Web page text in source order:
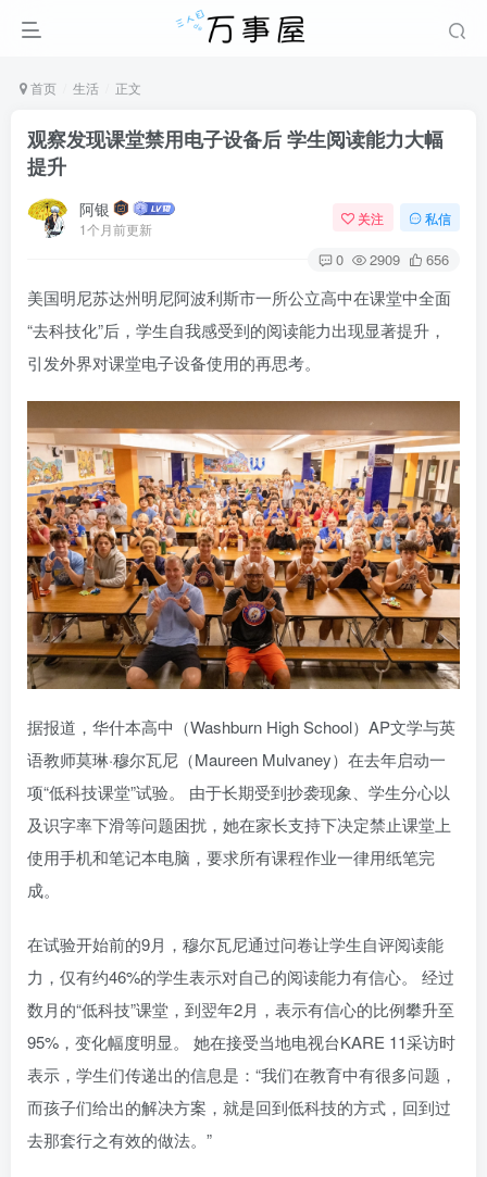
首页 生活 正文
观察发现课堂禁用电子设备后 学生阅读能力大幅
提升
阿银
1个月前更新
关注 私信
0 2909 656
美国明尼苏达州明尼阿波利斯市一所公立高中在课堂中全面
“去科技化”后，学生自我感受到的阅读能力出现显著提升，
引发外界对课堂电子设备使用的再思考。
据报道，华什本高中（Washburn High School）AP文学与英
语教师莫琳·穆尔瓦尼（Maureen Mulvaney）在去年启动一
项“低科技课堂”试验。 由于长期受到抄袭现象、学生分心以
及识字率下滑等问题困扰，她在家长支持下决定禁止课堂上
使用手机和笔记本电脑，要求所有课程作业一律用纸笔完
成。
在试验开始前的9月，穆尔瓦尼通过问卷让学生自评阅读能
力，仅有约46%的学生表示对自己的阅读能力有信心。 经过
数月的“低科技”课堂，到翌年2月，表示有信心的比例攀升至
95%，变化幅度明显。 她在接受当地电视台KARE 11采访时
表示，学生们传递出的信息是：“我们在教育中有很多问题，
而孩子们给出的解决方案，就是回到低科技的方式，回到过
去那套行之有效的做法。”